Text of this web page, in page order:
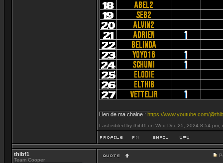
Lien de ma chaine : https://www.youtube.com/
Last edited by thibf1 on Wed Dec 25, 2024 8:54 pm;
thibf1
Team Cooper